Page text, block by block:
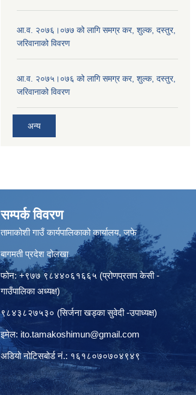
आ.व. २०७६।०७७ को लागि समग्र कर, शुल्क, दस्तुर,
जरिवानाको विवरण
आ.व. २०७५।०७६ को लागि समग्र कर, शुल्क, दस्तुर,
जरिवानाको विवरण
अन्य
सम्पर्क विवरण
तामाकोशी गाउँ कार्यपालिकाको कार्यालय, जफे
बागमती प्रदेश दोलखा
फोन: +९७७ ९८४४०६१६६५ (प्रोणप्रताप केसी -
गाउँपालिका अध्यक्ष)
९८४३८२७५३० (सिर्जना खड्का सुवेदी -उपाध्यक्ष)
इमेल: ito.tamakoshimun@gmail.com
अडियो नोटिसबोर्ड नं.: १६१८०७०७०४९४९